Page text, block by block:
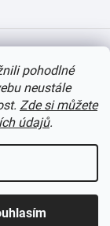
pohodlné
neustále
Zde si můžete
údajů.
nastavení cookies